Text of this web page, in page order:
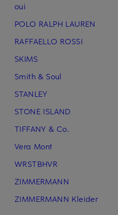
oui
POLO RALPH LAUREN
RAFFAELLO ROSSI
SKIMS
Smith & Soul
STANLEY
STONE ISLAND
TIFFANY & Co.
Vera Mont
WRSTBHVR
ZIMMERMANN
ZIMMERMANN Kleider